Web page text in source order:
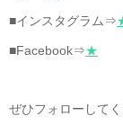
■インスタグラム⇒
■Facebook⇒★
ぜひフォローしてく